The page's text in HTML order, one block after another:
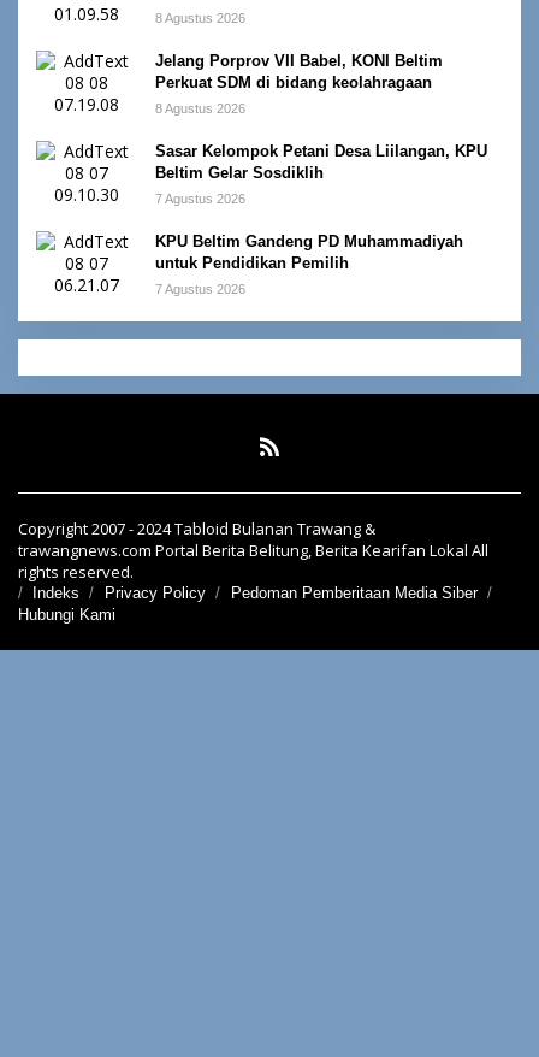
8 Agustus 2026
Jelang Porprov VII Babel, KONI Beltim
Perkuat SDM di bidang keolahragaan
8 Agustus 2026
Sasar Kelompok Petani Desa Liilangan, KPU
Beltim Gelar Sosdiklih
7 Agustus 2026
KPU Beltim Gandeng PD Muhammadiyah
untuk Pendidikan Pemilih
7 Agustus 2026
Copyright 2007 - 2024 Tabloid Bulanan Trawang &
trawangnews.com Portal Berita Belitung, Berita Kearifan Lokal All
rights reserved.
Indeks Privacy Policy
Pedoman Pemberitaan Media Siber
Hubungi Kami